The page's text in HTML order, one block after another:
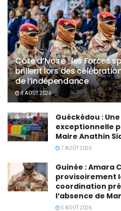
Côte d’Ivoire : les Forces
brillent lors des
de l’indépendance
8 AOÛT 2026
Guéckédou :
exceptionnelle
Maire Anathin
7 AOÛT 2026
Guinée : Amara
provisoirement
coordination
l’absence de
5 AOÛT 2026